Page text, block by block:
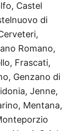
Castel
di
Romano,
Frascati,
Genzano di
Jenne,
Mentana,